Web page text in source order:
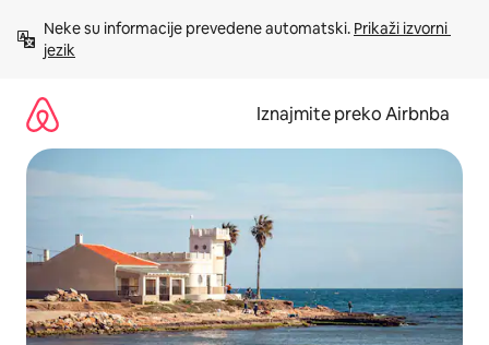
sadržaj
Neke su informacije prevedene automatski. Prikaži izvorni
jezik
Iznajmite preko Airbnba